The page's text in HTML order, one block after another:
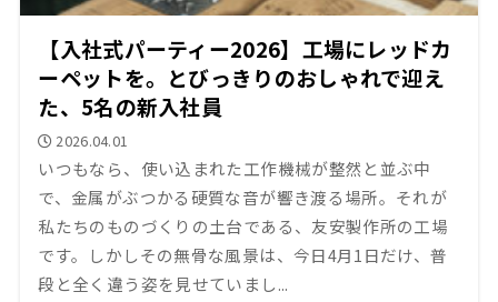
【入社式パーティー2026】工場にレッドカ
ーペットを。とびっきりのおしゃれで迎え
た、5名の新入社員
2026.04.01
いつもなら、使い込まれた工作機械が整然と並ぶ中
で、金属がぶつかる硬質な音が響き渡る場所。それが
私たちのものづくりの土台である、友安製作所の工場
です。しかしその無骨な風景は、今日4月1日だけ、普
段と全く違う姿を見せていまし...